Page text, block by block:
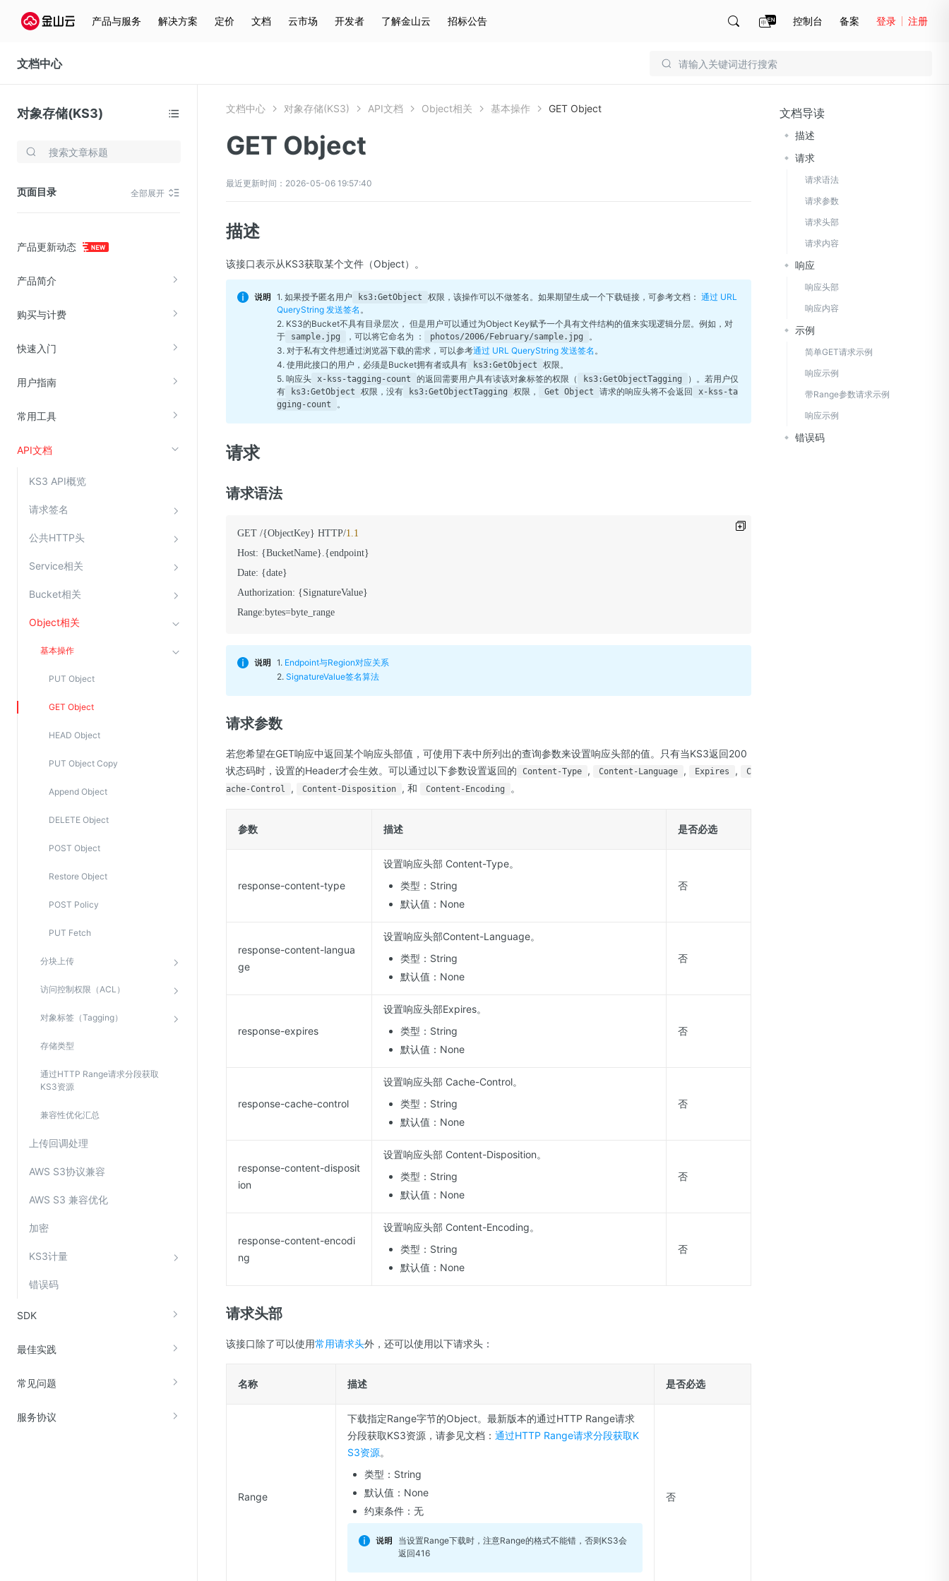
产品与服务 解决方案 定价 文档 云市场 开发者 了解金山云 招标公告 控制台 备案 登录 注册
文档中心
对象存储(KS3)
页面目录 全部展开
产品更新动态
产品简介
购买与计费
快速入门
用户指南
常用工具
API文档
KS3 API概览
请求签名
公共HTTP头
Service相关
Bucket相关
Object相关
基本操作
PUT Object
GET Object
HEAD Object
PUT Object Copy
Append Object
DELETE Object
POST Object
Restore Object
POST Policy
PUT Fetch
分块上传
访问控制权限（ACL）
对象标签（Tagging）
存储类型
通过HTTP Range请求分段获取
KS3资源
兼容性优化汇总
上传回调处理
AWS S3协议兼容
AWS S3 兼容优化
加密
KS3计量
错误码
SDK
最佳实践
常见问题
服务协议
存储与云分发
云硬盘(EBS)
在线迁移服务
视频云服务
云直播(KLS)
边缘节点计算
金山云云防火墙
大模型应用防火墙
渗透测试
DDoS原生高防
主机安全
云安全中心
应急响应
合规性
资质认证
欧盟数据保护条例（GDPR）
文档中心 对象存储(KS3) API文档 Object相关 基本操作 GET Object
GET Object
最近更新时间：2026-05-06 19:57:40
描述
该接口表示从KS3获取某个文件（Object）。
1. 如果授予匿名用户 ks3:GetObject 权限，该操作可以不做签名。如果期望生成一个下载链接，可参考文档： 通过 URL
QueryString 发送签名 。
2. KS3的Bucket不具有目录层次， 但是用户可以通过为Object Key赋予一个具有文件结构的值来实现逻辑分层。例如，对
于
sample.jpg ，可以将它命名为 ： photos/2006/February/sample.jpg
。
3. 对于私有文件想通过浏览器下载的需求，可以参考通过 URL QueryString 发送签名 。
4. 使用此接口的用户，必须是Bucket拥有者或具有
ks3:GetObject
权限。
5. 响应头 x‑kss‑tagging‑count 的返回需要用户具有读该对象标签的权限（ ks3:GetObjectTagging
）。若用户仅
有
ks3:GetObject 权限，没有 ks3:GetObjectTagging 权限， Get Object 请求的响应头将不会返回
x-kss-ta
gging-count
。
请求
请求语法
GET /{ObjectKey} HTTP/1.1
Host: {BucketName}.{endpoint}
Date: {date}
Authorization: {SignatureValue}
Range:bytes=byte_range
1. Endpoint与Region对应关系
2. SignatureValue签名算法
请求参数
若您希望在GET响应中返回某个响应头部值，可使用下表中所列出的查询参数来设置响应头部的值。只有当KS3返回200
状态码时，设置的Header才会生效。可以通过以下参数设置返回的
Content-Type , Content-Language , Expires ,
C
ache-Control
, Content-Disposition , 和 Content-Encoding 。
参数 描述 是否必选
response-content-type
设置响应头部 Content-Type。
类型：String
默认值：None
否
response-content-langua
ge
设置响应头部Content-Language。
类型：String
默认值：None
否
response-expires
设置响应头部Expires。
类型：String
默认值：None
否
response-cache-control
设置响应头部 Cache-Control。
类型：String
默认值：None
否
response-content-disposit
ion
设置响应头部 Content-Disposition。
类型：String
默认值：None
否
response-content-encodi
ng
设置响应头部 Content-Encoding。
类型：String
默认值：None
否
请求头部
该接口除了可以使用常用请求头外，还可以使用以下请求头：
名称 描述 是否必选
Range
下载指定Range字节的Object。最新版本的通过HTTP Range请求
分段获取KS3资源，请参见文档： 通过HTTP Range请求分段获取K
S3资源。
类型：String
默认值：None
约束条件：无
当设置Range下载时，注意Range的格式不能错，否则KS3会
返回416
否
文档导读
描述
请求
请求语法
请求参数
请求头部
请求内容
响应
响应头部
响应内容
示例
简单GET请求示例
响应示例
带Range参数请求示例
响应示例
错误码